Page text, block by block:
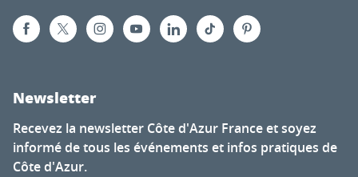
Newsletter
Recevez la newsletter Côte d'Azur France et soyez
informé de tous les événements et infos pratiques de
Côte d'Azur.